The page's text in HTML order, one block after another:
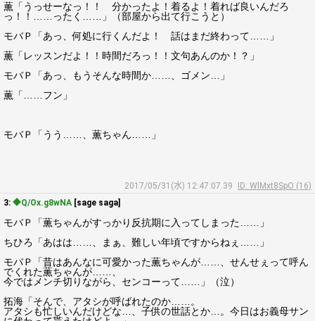
薫「うっせーなっ！！ 分かったよ！着るよ！着れば良いんだろ
っ！！……ったく……」（部屋から出て行こうと）
モバＰ「あっ、何処に行くんだよ！ 話はまだ終わって……」
薫「レッスンだよ！！時間だろっ！！文句あんのか！？」
モバＰ「あっ、もうそんな時間か……、ゴメン…」
薫「……フン」
モバＰ「うう……、薫ちゃん……」
2017/05/31(水) 12:47:07.39
ID: WlMxt8SpO (16)
3: ◆Q/Ox.g8wNA [sage saga]
モバＰ「薫ちゃんがすっかり反抗期に入ってしまった……」
ちひろ「あはは……、まぁ、難しい年頃ですからねぇ……」
モバＰ「昔はあんなに可愛かった薫ちゃんが……、せんせぇって呼ん
でくれた薫ちゃんが……、
今ではメンチ切りながら、センコーって……」（泣）
拓海「そんで、アタシが呼ばれたのか……。
アタシも忙しいんだけどな…、子供の世話とか…。今日はお義母サン